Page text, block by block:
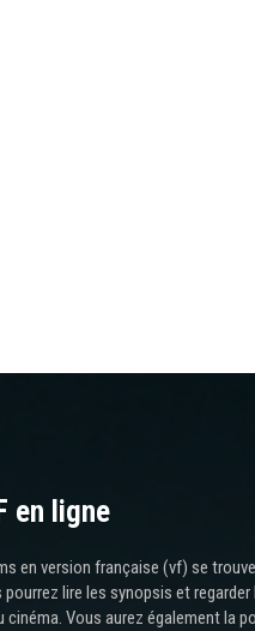
en ligne
en version française (vf) se
pourrez lire les synopsis et
Vous aurez également la